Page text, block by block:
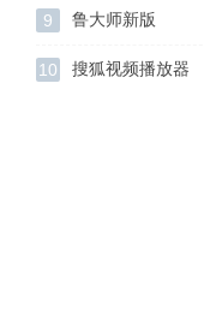
9 鲁大师新版
10 搜狐视频播放器